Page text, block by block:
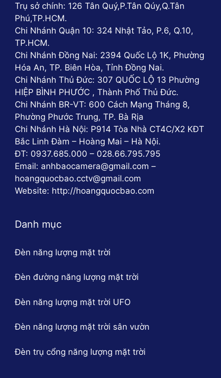
Trụ sở chính: 126 Tân Quý,P.Tân Qúy,Q.Tân
Phú,TP.HCM.
Chi Nhánh Quận 10: 324 Nhật Tảo, P.6, Q.10,
TP.HCM.
Chi Nhánh Đồng Nai: 2394 Quốc Lộ 1K, Phường
Hóa An, TP. Biên Hòa, Tỉnh Đồng Nai.
Chi Nhánh Thủ Đức: 307 QUỐC LỘ 13 Phường
HIỆP BÌNH PHƯỚC , Thành Phố Thủ Đức.
Chi Nhánh BR-VT: 600 Cách Mạng Tháng 8,
Phường Phước Trung, TP. Bà Rịa
Chi Nhánh Hà Nội: P914 Tòa Nhà CT4C/X2 KĐT
Bắc Linh Đàm – Hoàng Mai – Hà Nội.
ĐT: 0937.685.000 – 028.66.795.795
Email: anhbaocamera@gmail.com –
hoangquocbao.cctv@gmail.com
Website: http://hoangquocbao.com
Danh mục
Đèn năng lượng mặt trời
Đèn đường năng lượng mặt trời
Đèn năng lượng mặt trời UFO
Đèn năng lượng mặt trời sân vườn
Đèn trụ cổng năng lượng mặt trời